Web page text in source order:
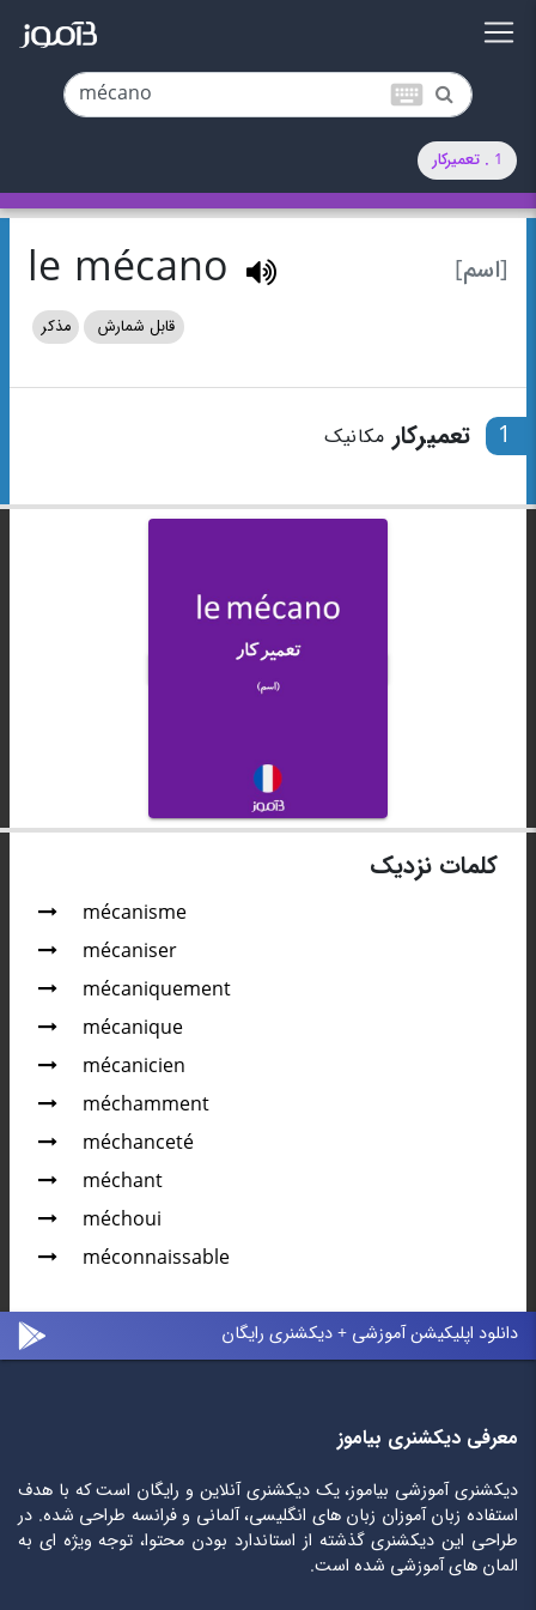
keyboard
1 . تعمیرکار
[اسم] le mécano
قابل شمارش مذکر
1 تعمیرکار مکانیک
کلمات نزدیک
mécanisme
mécaniser
mécaniquement
mécanique
mécanicien
méchamment
méchanceté
méchant
méchoui
méconnaissable
دانلود اپلیکیشن آموزشی + دیکشنری رایگان
معرفی دیکشنری بیاموز
دیکشنری آموزشی بیاموز، یک دیکشنری آنلاین و رایگان است که با هدف
استفاده زبان آموزان زبان های انگلیسی، آلمانی و فرانسه طراحی شده. در
طراحی این دیکشنری گذشته از استاندارد بودن محتوا، توجه ویژه ای به
المان های آموزشی شده است.